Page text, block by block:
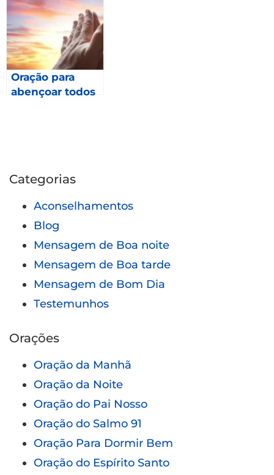
Oração para
abençoar todos
Categorias
Aconselhamentos
Blog
Mensagem de Boa noite
Mensagem de Boa tarde
Mensagem de Bom Dia
Testemunhos
Orações
Oração da Manhã
Oração da Noite
Oração do Pai Nosso
Oração do Salmo 91
Oração Para Dormir Bem
Oração do Espírito Santo